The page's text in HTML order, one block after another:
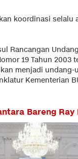
koordinasi selalu
Rancangan
19 Tahun 2003
menjadi
Kementerian
Bareng